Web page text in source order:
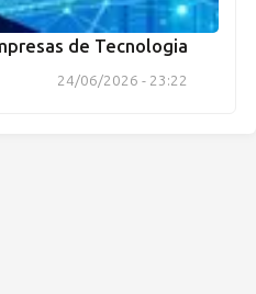
de Tecnologia
24/06/2026 - 23:22